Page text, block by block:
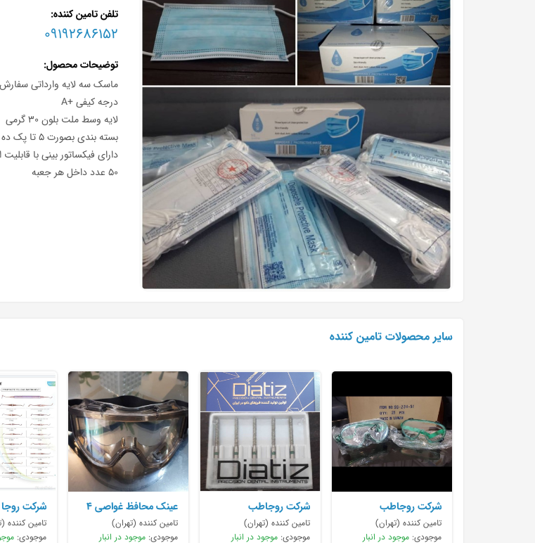
تلفن تامین کننده
09192686152
توضیحات محصول
ماسک سه لایه وارداتی سفارش
درجه کیفی +A
لایه وسط ملت بلون ۳۰ گرمی
بسته بندی بصورت ۵ تا پک ده عددی وکیوم و پلمپ شده
دارای فیکساتور بینی با
۵۰ عدد داخل هر جعبه
سایر محصولات تامین کننده
شرکت روجاطب
تامین کننده (تهران)
موجودی: موجود در انبار
شرکت روجاطب
تامین کننده (تهران)
موجودی:موجود در انبار
عینک محافظ غواصی ۴
سوپاپ
تامین کننده (تهران)
موجودی: موجود در انبار
شرکت
تامین کننده
موجودی: